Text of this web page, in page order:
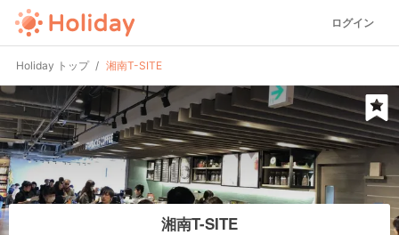
ログイン
Holiday トップ 湘南T-SITE
湘南T-SITE